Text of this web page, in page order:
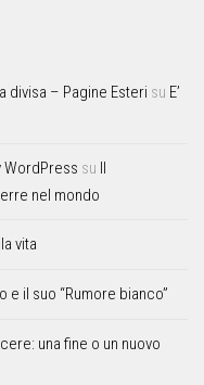
divisa – Pagine Esteri su E’
WordPress su Il
nel mondo
vita
e il suo “Rumore bianco”
una fine o un nuovo